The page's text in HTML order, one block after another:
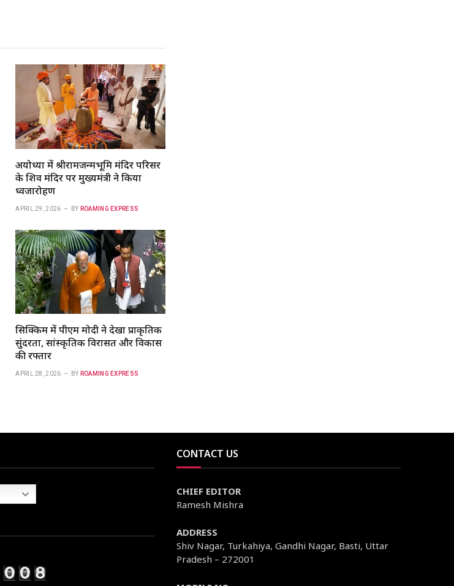
अयोध्या में श्रीरामजन्मभूमि मंदिर परिसर
के शिव मंदिर पर मुख्यमंत्री ने किया
ध्वजारोहण
APRIL 29, 2026 BY ROAMING EXPRESS
सिक्किम में पीएम मोदी ने देखा प्राकृतिक
सुंदरता, सांस्कृतिक विरासत और विकास
की रफ्तार
APRIL 28, 2026 BY ROAMING EXPRESS
CONTACT US
CHIEF EDITOR
Ramesh Mishra
ADDRESS
Shiv Nagar, Turkahiya, Gandhi Nagar, Basti, Uttar
Pradesh – 272001